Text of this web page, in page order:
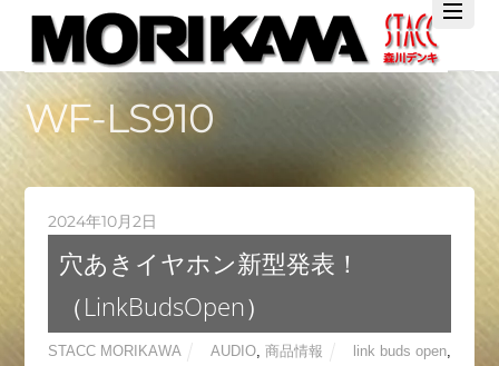
TwitterFacebook
YouTube
WF-LS910
2024年10月2日
穴あきイヤホン新型発表！
（LinkBudsOpen）
STACC MORIKAWA AUDIO, 商品情報 link buds open